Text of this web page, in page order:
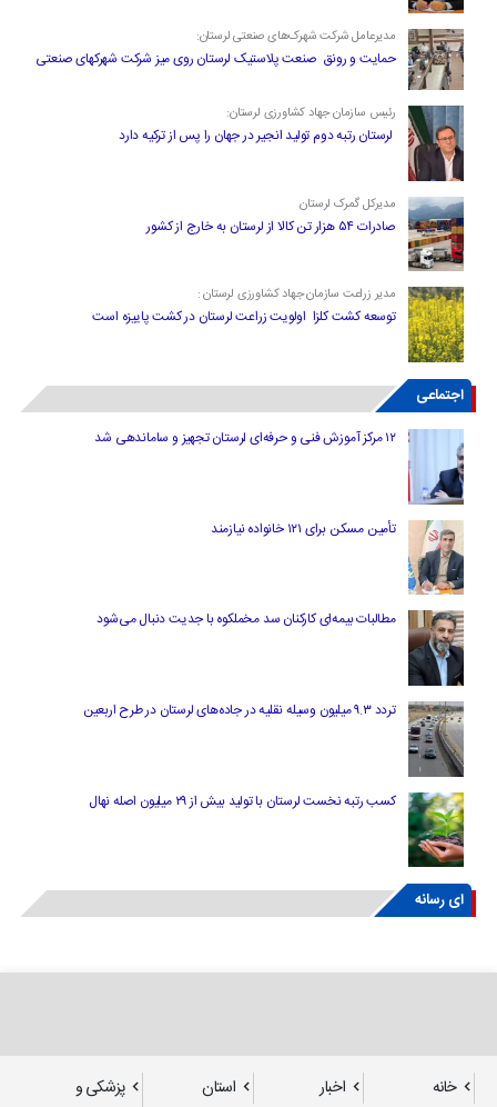
مدیرعامل شرکت شهرک‌های صنعتی لرستان:
حمایت و رونق صنعت پلاستیک لرستان روی میز شرکت شهرکهای صنعتی
رئیس سازمان جهاد کشاورزی لرستان:
لرستان رتبه دوم تولید انجیر در جهان را پس از ترکیه دارد
مدیرکل گمرک لرستان
صادرات ۵۴ هزار تن کالا از لرستان به خارج از کشور
مدیر زراعت سازمان جهاد کشاورزی لرستان :
توسعه کشت کلزا اولویت زراعت لرستان در کشت پاییزه است
اجتماعی
۱۲ مرکز آموزش فنی و حرفه‌ای لرستان تجهیز و ساماندهی شد
تأمین مسکن برای ۱۲۱ خانواده نیازمند
مطالبات بیمه‌ای کارکنان سد مخملکوه با جدیت دنبال می‌شود
تردد ۹.۳ میلیون وسیله نقلیه در جاده‌های لرستان در طرح اربعین
کسب رتبه نخست لرستان با تولید بیش از ۲۹ میلیون اصله نهال
ای رسانه
خانه اخبار استان
پزشکی و